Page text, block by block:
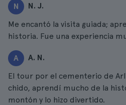
N N. J.
Me encantó la visita guiada;
historia. Fue una experiencia
A A. N.
El tour por el cementerio de
chido, aprendí mucho de la
montón y lo hizo divertido.